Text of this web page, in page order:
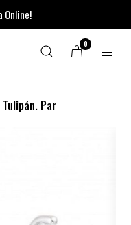
Online!
0
Tulipán. Par